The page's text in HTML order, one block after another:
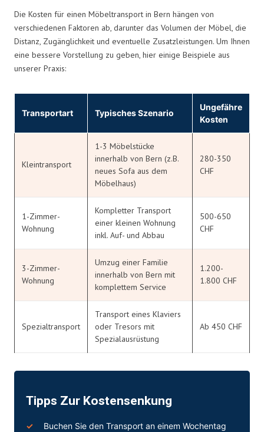
Die Kosten für einen Möbeltransport in Bern hängen von
verschiedenen Faktoren ab, darunter das Volumen der Möbel, die
Distanz, Zugänglichkeit und eventuelle Zusatzleistungen. Um Ihnen
eine bessere Vorstellung zu geben, hier einige Beispiele aus
unserer Praxis:
Transportart Typisches Szenario
Ungefähre
Kosten
Kleintransport
1-3 Möbelstücke
innerhalb von Bern (z.B.
neues Sofa aus dem
Möbelhaus)
280-350
CHF
1-Zimmer-
Wohnung
Kompletter Transport
einer kleinen Wohnung
inkl. Auf- und Abbau
500-650
CHF
3-Zimmer-
Wohnung
Umzug einer Familie
innerhalb von Bern mit
komplettem Service
1.200-
1.800 CHF
Spezialtransport
Transport eines Klaviers
oder Tresors mit
Spezialausrüstung
Ab 450 CHF
Tipps Zur Kostensenkung
Buchen Sie den Transport an einem Wochentag